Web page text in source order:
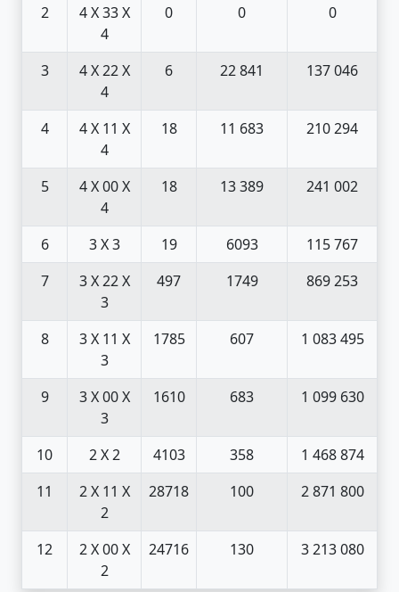
2 4 X 33 X
4
0 0 0
3 4 X 22 X
4
6 22 841 137 046
4 4 X 11 X
4
18 11 683 210 294
5 4 X 00 X
4
18 13 389 241 002
6 3 X 3 19 6093
115 767
7
3 X 22 X
3
497 1749 869 253
8 3 X 11 X
3
1785 607 1 083 495
9 3 X 00 X
3
1610 683 1 099 630
10 2 X 2 4103 358
1 468 874
11
2 X 11 X
2
28718 100 2 871 800
12 2 X 00 X
2
24716 130 3 213 080